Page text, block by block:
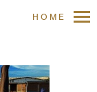
HOME